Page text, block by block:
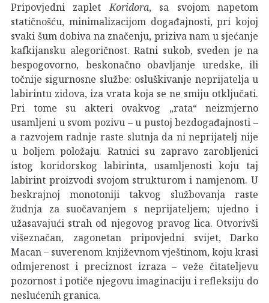
Pripovjedni zapletKoridora, sa svojom napetom
statičnošću, minimalizacijom događajnosti, pri kojoj
svaki šum dobiva na značenju, priziva nam u sjećanje
kafkijansku alegoričnost. Ratni sukob, sveden je na
bespogovorno, beskonačno obavljanje uredske, ili
točnije sigurnosne službe: osluškivanje neprijatelja u
labirintu zidova, iza vrata koja se ne smiju otključati.
Pri tome su akteri ovakvog „rata“ neizmjerno
usamljeni u svom pozivu – u pustoj bezdogađajnosti –
a razvojem radnje raste slutnja da ni neprijatelj nije
u boljem položaju. Ratnici su zapravo zarobljenici
istog koridorskog labirinta, usamljenosti koju taj
labirint proizvodi svojom strukturom i namjenom. U
beskrajnoj monotoniji takvog službovanja raste
žudnja za suočavanjem s neprijateljem; ujedno i
užasavajući strah od njegovog pravog lica. Otvorivši
višeznačan, zagonetan pripovjedni svijet, Darko
Macan – suverenom književnom vještinom, koju krasi
odmjerenost i preciznost izraza – veže čitateljevu
pozornost i potiče njegovu imaginaciju i refleksiju do
neslućenih granica.